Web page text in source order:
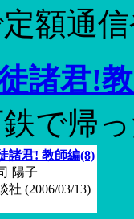
額通
諸君!
で帰
諸君! 教師編(8)
陽子
社 (2006/03/13)